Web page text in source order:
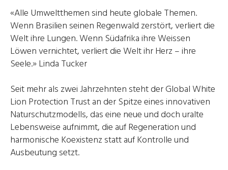
«Alle Umweltthemen sind heute globale Themen.
Wenn Brasilien seinen Regenwald zerstört, verliert die
Welt ihre Lungen. Wenn Südafrika ihre Weissen
Löwen vernichtet, verliert die Welt ihr Herz – ihre
Seele.» Linda Tucker
Seit mehr als zwei Jahrzehnten steht der Global White
Lion Protection Trust an der Spitze eines innovativen
Naturschutzmodells, das eine neue und doch uralte
Lebensweise aufnimmt, die auf Regeneration und
harmonische Koexistenz statt auf Kontrolle und
Ausbeutung setzt.